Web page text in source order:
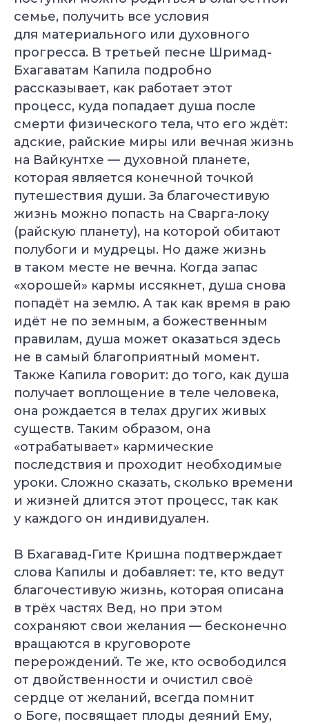
семье, получить все условия
для материального или духовного
прогресса. В третьей песне Шримад-
Бхагаватам Капила подробно
рассказывает, как работает этот
процесс, куда попадает душа после
смерти физического тела, что его ждёт:
адские, райские миры или вечная жизнь
на Вайкунтхе — духовной планете,
которая является конечной точкой
путешествия души. За благочестивую
жизнь можно попасть на Сварга-локу
(райскую планету), на которой обитают
полубоги и мудрецы. Но даже жизнь
в таком месте не вечна. Когда запас
«хорошей» кармы иссякнет, душа снова
попадёт на землю. А так как время в раю
идёт не по земным, а божественным
правилам, душа может оказаться здесь
не в самый благоприятный момент.
Также Капила говорит: до того, как душа
получает воплощение в теле человека,
она рождается в телах других живых
существ. Таким образом, она
«отрабатывает» кармические
последствия и проходит необходимые
уроки. Сложно сказать, сколько времени
и жизней длится этот процесс, так как
у каждого он индивидуален.
В Бхагавад-Гите Кришна подтверждает
слова Капилы и добавляет: те, кто ведут
благочестивую жизнь, которая описана
в трёх частях Вед, но при этом
сохраняют свои желания — бесконечно
вращаются в круговороте
перерождений. Те же, кто освободился
от двойственности и очистил своё
сердце от желаний, всегда помнит
о Боге, посвящает плоды деяний Ему,
Подбор программы
под уровень
с экспертом
Грант на обучение
40 000 руб
Бесплатно + бонус до 40 000 ₽
Подберём курс йоги
под вашу цель
Специальное предложение
Уже 2 300+ заявок